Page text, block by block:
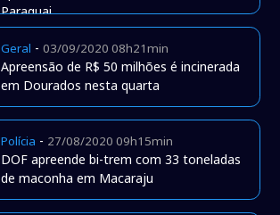
Paraguai
Geral -03/09/2020 08h21min
Apreensão de R$ 50 milhões é incinerada
em Dourados nesta quarta
Polícia - 27/08/2020 09h15min
DOF apreende bi-trem com 33 toneladas
de maconha em Macaraju